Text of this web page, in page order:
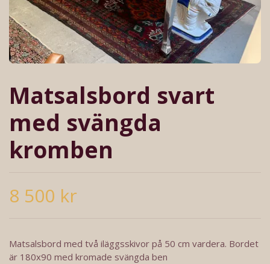
Matsalsbord svart
med svängda
kromben
8 500 kr
Matsalsbord med två iläggsskivor på 50 cm vardera. Bordet
är 180x90 med kromade svängda ben